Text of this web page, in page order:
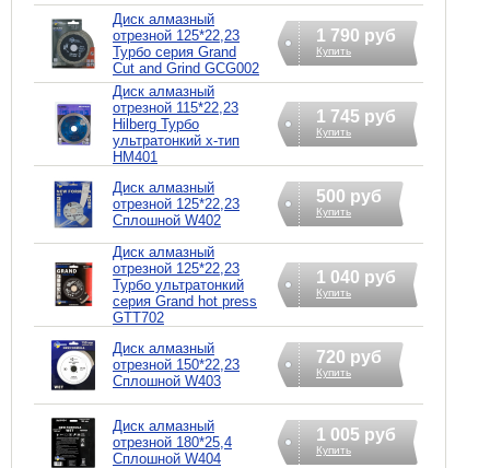
Диск алмазный
отрезной 125*22,23
Турбо серия Grand
Cut and Grind GCG002
1 790 руб
Купить
Диск алмазный
отрезной 115*22,23
Hilberg Турбо
ультратонкий х-тип
HM401
1 745 руб
Купить
Диск алмазный
отрезной 125*22,23
Сплошной W402
500 руб
Купить
Диск алмазный
отрезной 125*22,23
Турбо ультратонкий
серия Grand hot press
GTT702
1 040 руб
Купить
Диск алмазный
отрезной 150*22,23
Сплошной W403
720 руб
Купить
Диск алмазный
отрезной 180*25,4
Сплошной W404
1 005 руб
Купить